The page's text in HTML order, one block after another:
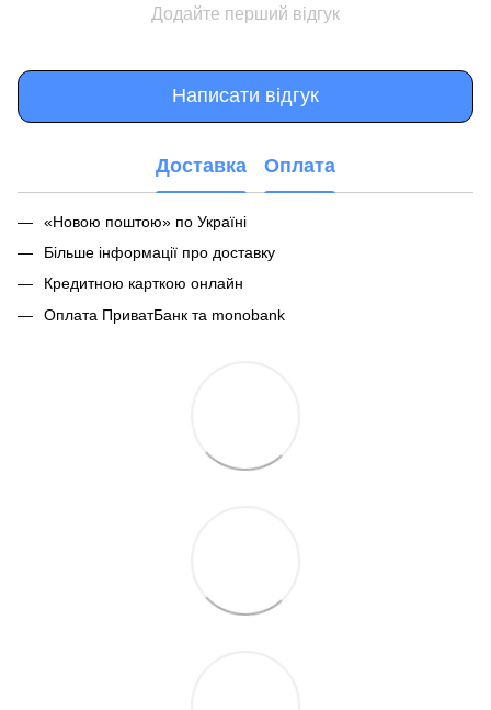
Додайте перший відгук
Написати відгук
Доставка Оплата
«Новою поштою» по Україні
Більше інформації про доставку
Кредитною карткою онлайн
Оплата ПриватБанк та monobank